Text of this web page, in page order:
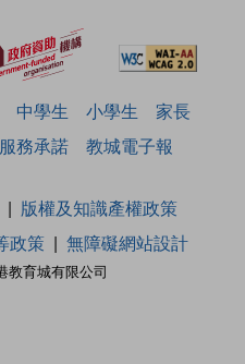
中學生 小學生
家長
服務承諾 教城電子報
教育城有限公司
版權及知識產權政策
政策 無障礙網站設計